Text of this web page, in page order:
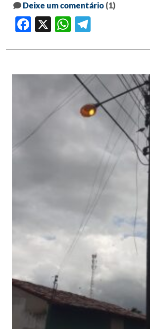
Deixe um comentário (1)
Facebook WhatsApp